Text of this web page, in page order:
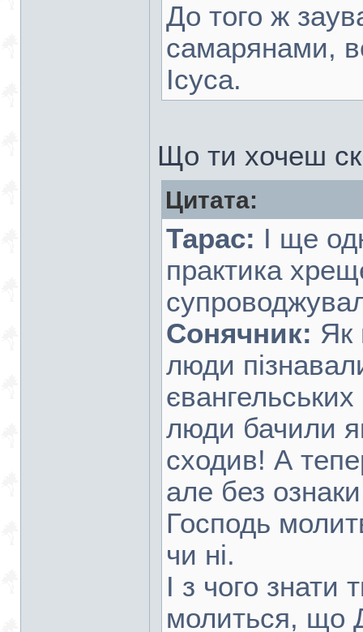
До того ж
самарянами,
Ісуса.
Що ти хочеш
Цитата:
Тарас: І ще
практика
Сонячник: Як
люди
люди бачили
сходив! А
але без
Господь
чи ні.
І з чого знати
молиться, що